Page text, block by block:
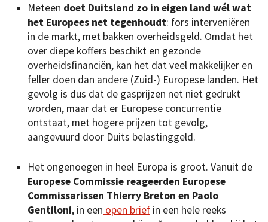
Meteen doet Duitsland zo in eigen land wél wat
het Europees net tegenhoudt: fors interveniëren
in de markt, met bakken overheidsgeld. Omdat het
over diepe koffers beschikt en gezonde
overheidsfinanciën, kan het dat veel makkelijker en
feller doen dan andere (Zuid-) Europese landen. Het
gevolg is dus dat de gasprijzen net niet gedrukt
worden, maar dat er Europese concurrentie
ontstaat, met hogere prijzen tot gevolg,
aangevuurd door Duits belastinggeld.
Het ongenoegen in heel Europa is groot. Vanuit de
Europese Commissie reageerden Europese
Commissarissen Thierry Breton en Paolo
Gentiloni, in een open brief in een hele reeks